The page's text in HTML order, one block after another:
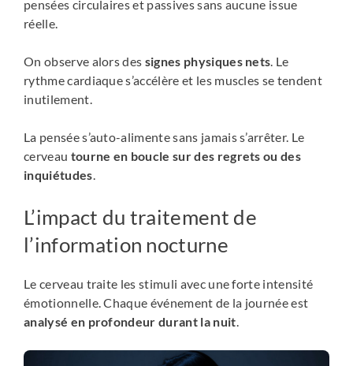
pensées circulaires et passives sans aucune issue
réelle.
On observe alors des signes physiques nets. Le
rythme cardiaque s’accélère et les muscles se tendent
inutilement.
La pensée s’auto-alimente sans jamais s’arrêter. Le
cerveau tourne en boucle sur des regrets ou des
inquiétudes.
L’impact du traitement de
l’information nocturne
Le cerveau traite les stimuli avec une forte intensité
émotionnelle. Chaque événement de la journée est
analysé en profondeur durant la nuit.